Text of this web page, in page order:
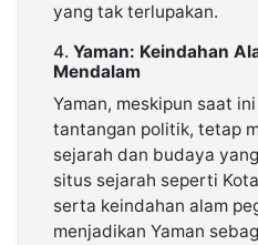
yang tak terlupakan.
4. Yaman: Keindahan
Mendalam
Yaman, meskipun saat
tantangan politik, tetap
sejarah dan budaya
situs sejarah seperti
serta keindahan alam
menjadikan Yaman